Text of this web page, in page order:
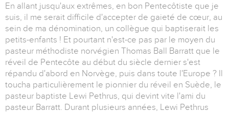
En allant jusqu'aux extrêmes, en bon Pentecôtiste que je
suis, il me serait difficile d'accepter de gaieté de cœur, au
sein de ma dénomination, un collègue qui baptiserait les
petits-enfants ! Et pourtant n'est-ce pas par le moyen du
pasteur méthodiste norvégien Thomas Ball Barratt que le
réveil de Pentecôte au début du siècle dernier s'est
répandu d'abord en Norvège, puis dans toute l'Europe ? Il
toucha particulièrement le pionnier du réveil en Suède, le
pasteur baptiste Lewi Pethrus, qui devint vite l'ami du
pasteur Barratt. Durant plusieurs années, Lewi Pethrus